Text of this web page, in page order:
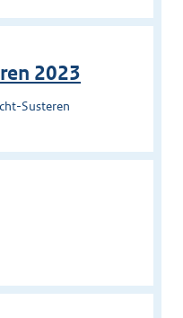
2023
Susteren